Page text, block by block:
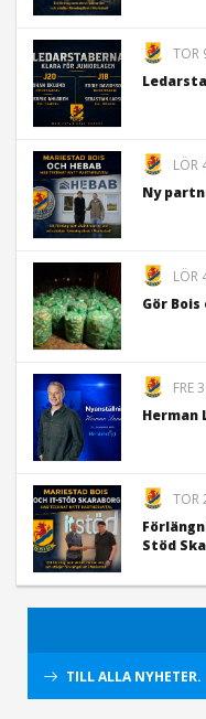
TOR
LÖR
Ny
LÖR
Gör
FRE
Herman
TOR
Stöd
TILL ALLA NYHETER.